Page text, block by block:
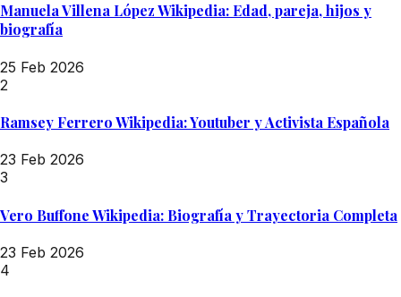
Manuela Villena López Wikipedia: Edad, pareja, hijos y
biografía
25 Feb 2026
2
Ramsey Ferrero Wikipedia: Youtuber y Activista Española
23 Feb 2026
3
Vero Buffone Wikipedia: Biografía y Trayectoria Completa
23 Feb 2026
4